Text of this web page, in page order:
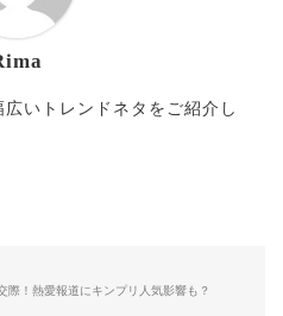
いトレンドネタをご紹介し
際！熱愛報道にキンプリ人気影響も？